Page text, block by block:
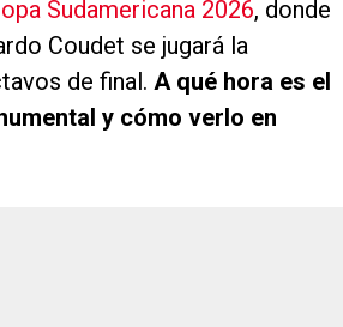
Sudamericana 2026, donde
Coudet se jugará la
de final. A qué hora es el
y cómo verlo en